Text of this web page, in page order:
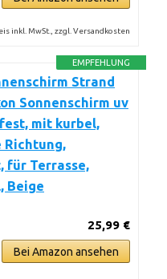
inkl. MwSt., zzgl. Versandkosten
EMPFEHLUNG
Strand
Sonnenschirm uv
mit kurbel,
für Terrasse,
Beige
25,99 €
Bei Amazon ansehen